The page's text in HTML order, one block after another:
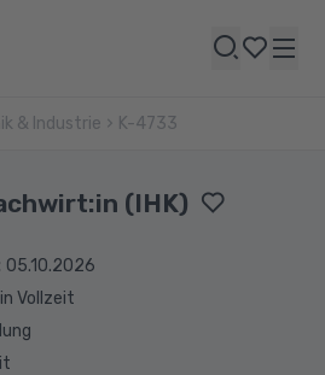
& Industrie K-4733
(IHK)
05.10.2026
Vollzeit